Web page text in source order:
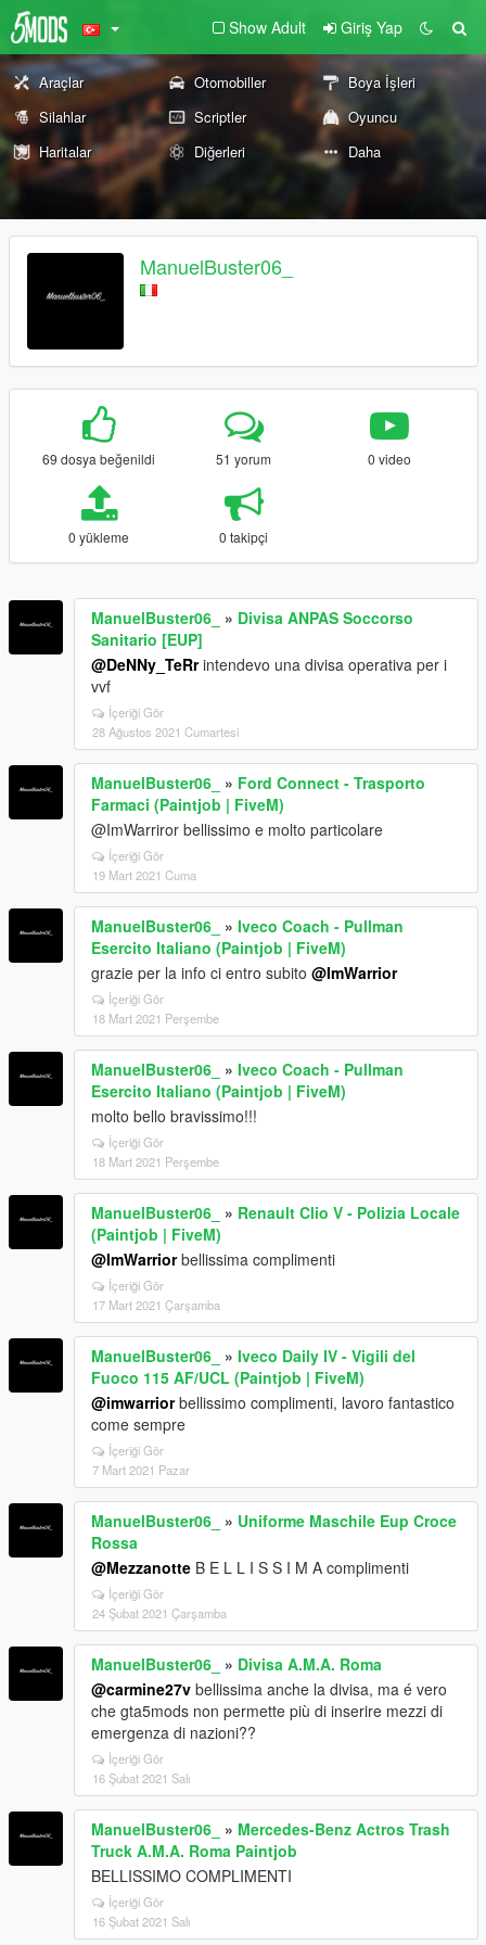
Show Adult Giriş Yap
Araçlar Otomobiller
Boya İşleri
Silahlar
Scriptler
Oyuncu
Haritalar
Diğerleri Daha
ManuelBuster06_
69 dosya beğenildi 51 yorum 0 video
0 yükleme 0 takipçi
ManuelBuster06_ » Divisa ANPAS Soccorso
Sanitario [EUP]
@DeNNy_TeRrintendevo una divisa operativa per i
vvf
İçeriği Gör
28 Ağustos 2021 Cumartesi
ManuelBuster06_ » Ford Connect - Trasporto
Farmaci (Paintjob | FiveM)
@ImWarriror bellissimo e molto particolare
İçeriği Gör
19 Mart 2021 Cuma
ManuelBuster06_ » Iveco Coach - Pullman
Esercito Italiano (Paintjob | FiveM)
grazie per la info ci entro subito @ImWarrior
İçeriği Gör
18 Mart 2021 Perşembe
ManuelBuster06_ » Iveco Coach - Pullman
Esercito Italiano (Paintjob | FiveM)
molto bello bravissimo!!!
İçeriği Gör
18 Mart 2021 Perşembe
ManuelBuster06_ » Renault Clio V - Polizia Locale
(Paintjob | FiveM)
@ImWarriorbellissima complimenti
İçeriği Gör
17 Mart 2021 Çarşamba
ManuelBuster06_ » Iveco Daily IV - Vigili del
Fuoco 115 AF/UCL (Paintjob | FiveM)
@imwarriorbellissimo complimenti, lavoro fantastico
come sempre
İçeriği Gör
7 Mart 2021 Pazar
ManuelBuster06_ » Uniforme Maschile Eup Croce
Rossa
@Mezzanotte B E L L I S S I M A complimenti
İçeriği Gör
24 Şubat 2021 Çarşamba
ManuelBuster06_ » Divisa A.M.A. Roma
@carmine27v bellissima anche la divisa, ma é vero
che gta5mods non permette più di inserire mezzi di
emergenza di nazioni??
İçeriği Gör
16 Şubat 2021 Salı
ManuelBuster06_ » Mercedes-Benz Actros Trash
Truck A.M.A. Roma Paintjob
BELLISSIMO COMPLIMENTI
İçeriği Gör
16 Şubat 2021 Salı